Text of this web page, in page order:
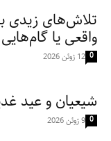
تلاش‌های زیدی
واقعی یا
12 ژوئن 2026 0
شیعیان و عید
9 ژوئن 2026 0